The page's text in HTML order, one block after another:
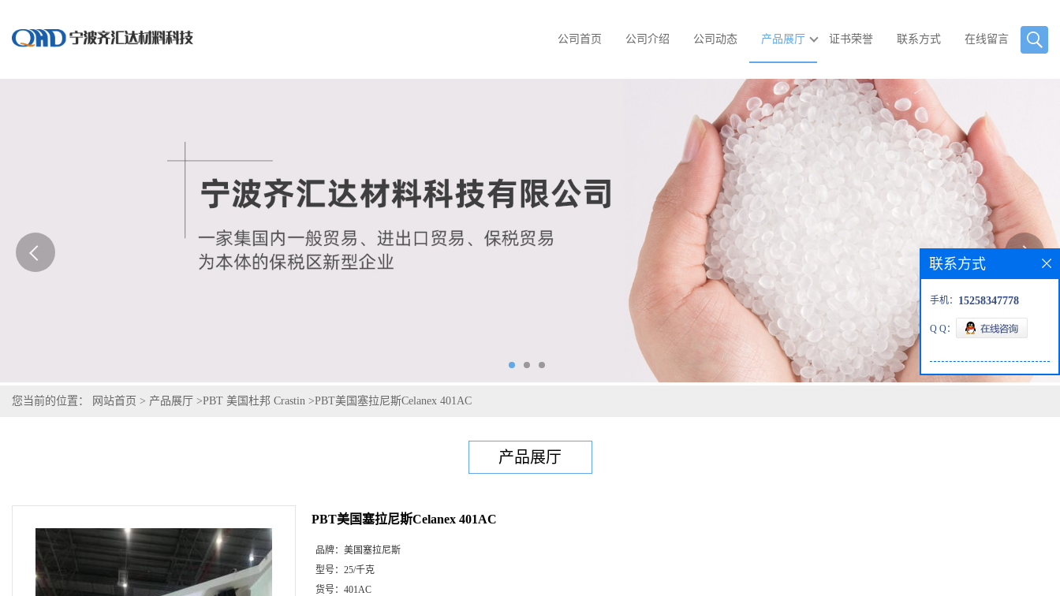
公司首页 公司介绍 公司动态 产品展厅 证书荣誉 联系方式 在线留言
您当前的位置： 网站首页 > 产品展厅 >PBT 美国杜邦 Crastin >PBT美国塞拉尼斯Celanex 401AC
产品展厅
PBT美国塞拉尼斯Celanex 401AC
品牌： 美国塞拉尼斯
型号： 25/千克
货号： 401AC
联系方式
手机： 15258347778
Q Q：